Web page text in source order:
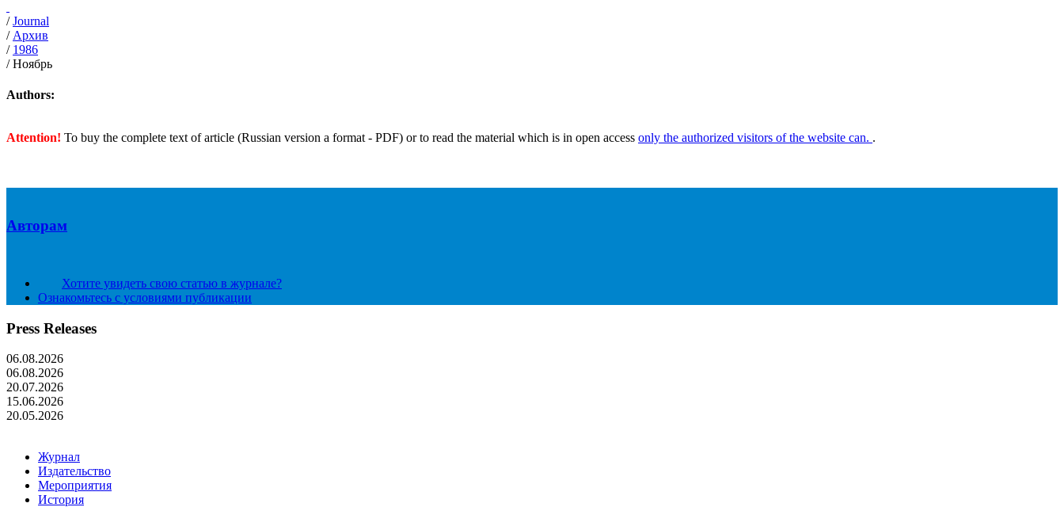
/Journal
/ Архив
/ 1986
/Ноябрь
Authors:
Attention! To buy the complete text of article (Russian version a format - PDF) or to read the material which is in open access only the authorized visitors of the website can. .
Авторам
Хотите увидеть свою статью в журнале?
Ознакомьтесь с условиями публикации
Press Releases
06.08.2026
06.08.2026
20.07.2026
15.06.2026
20.05.2026
Журнал
Издательство
Мероприятия
История